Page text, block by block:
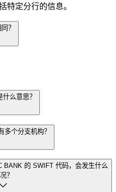
特定分行的信息。
？
么意思？
个分支机构？
BANK 的 SWIFT 代码，会发生什么
？